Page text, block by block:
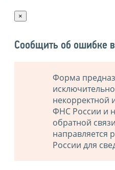
×
Сообщить об ошибке в
Форма
некорректной
ФНС России и
обратной
направляется
России для